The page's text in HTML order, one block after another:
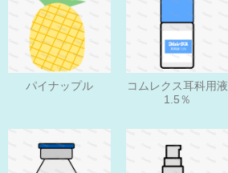
パイナップル
コムレクス耳科用液
1.5％